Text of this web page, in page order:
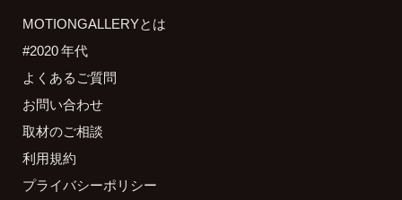
MOTIONGALLERYとは
#2020 年代
よくあるご質問
お問い合わせ
取材のご相談
利用規約
プライバシーポリシー